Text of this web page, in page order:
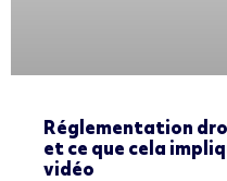
Réglementation
et ce que cela
vidéo